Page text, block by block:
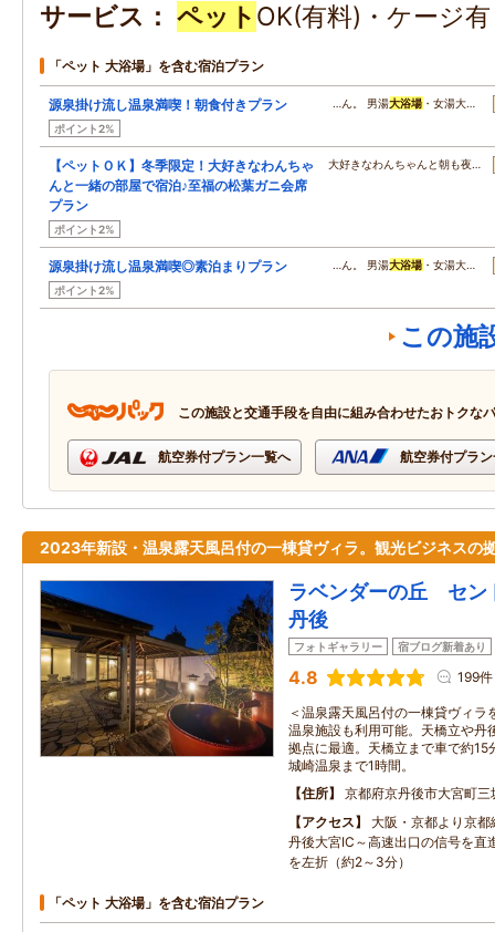
サービス ペット OK(有料)・ケージ
「ペット 大浴場」を含む宿泊プラン
源泉掛け流し温泉満喫！朝食付きプラン
ポイント2%
…ん。 男湯大浴場 ・女湯大…
【ペットＯＫ】冬季限定！大好きなわんちゃ
んと一緒の部屋で宿泊♪至福の松葉ガニ会席
プラン
ポイント2%
大好きなわんちゃんと朝も夜…
源泉掛け流し温泉満喫◎素泊まりプラン
ポイント2%
…ん。 男湯大浴場 ・女湯大…
この施
この施設と交通手段を自由に組み合わせたおトクな
航空券付プラン一覧へ 航空券付プラ
2023年新設・温泉露天風呂付の一棟貸ヴィラ。観光ビジネスの
ラベンダーの丘 セン
丹後
フォトギャラリー 宿ブログ新着あり
4.8 199件
＜温泉露天風呂付の一棟貸ヴィ
温泉施設も利用可能。天橋立や丹
拠点に最適。天橋立まで車で約
城崎温泉まで1時間。
住所
京都府京丹後市大宮町
アクセス
大阪・京都より京
丹後大宮IC～高速出口の信号を直
を左折（約2～3分）
「ペット 大浴場」を含む宿泊プラン